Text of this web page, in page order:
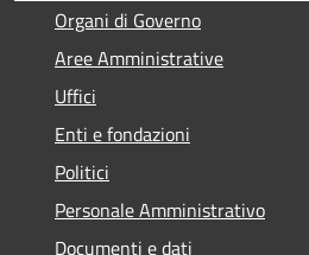
Organi di Governo
Aree Amministrative
Uffici
Enti e fondazioni
Politici
Personale Amministrativo
Documenti e dati